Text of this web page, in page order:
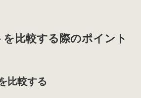
比較する際のポイント
比較する